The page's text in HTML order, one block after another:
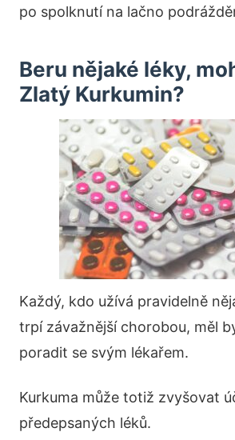
po spolknutí na lačno
Beru nějaké léky,
Zlatý Kurkumin?
Každý, kdo užívá pravidelně
trpí závažnější chorobou, měl
poradit se svým lékařem.
Kurkuma může totiž zvyšovat
předepsaných léků.